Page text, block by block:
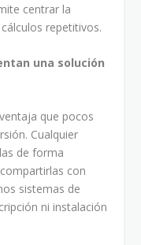
centrar la
repetitivos.
una solución
que pocos
Cualquier
de forma
con
sistemas de
ni instalación